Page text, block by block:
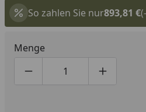
So zahlen Sie nur893,81 €
Menge
Produktmenge um eins
Produktmenge